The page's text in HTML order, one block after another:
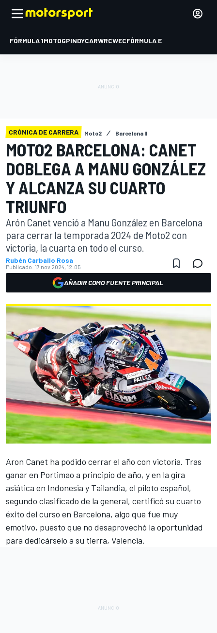
FÓRMULA 1MOTOGPINDYCARWRCWECFÓRMULA E
CRÓNICA DE CARRERA Moto2 Barcelona II
MOTO2 BARCELONA: CANET
DOBLEGA A MANU GONZÁLEZ
Y ALCANZA SU CUARTO
TRIUNFO
Arón Canet venció a Manu González en Barcelona
para cerrar la temporada 2024 de Moto2 con
victoria, la cuarta en todo el curso.
Rubén Carballo Rosa
Publicado: 17 nov 2024, 12:05
AÑADIR COMO FUENTE PRINCIPAL
Aron Canet ha podido cerrar el año con victoria. Tras
ganar en Portimao a principio de año, y en la gira
asiática en Indonesia y Tailandia, el piloto español,
segundo clasificado de la general, certificó su cuarto
éxito del curso en Barcelona, algo que fue muy
emotivo, puesto que no desaprovechó la oportunidad
para dedicárselo a su tierra, Valencia.